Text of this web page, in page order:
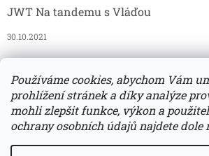
Používáme cookies, abychom Vám
prohlížení stránek a díky analýze
mohli zlepšit funkce, výkon a
ochrany osobních údajů najdete dole
JWT Na tandemu s Vláďou
30.10.2021
JAWAmania Vomi Grošák